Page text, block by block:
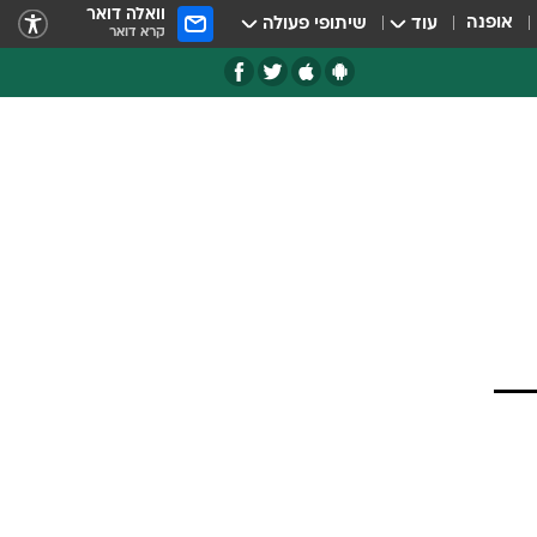
אופנה עוד שיתופי פעולה וואלה דואר
קרא דואר